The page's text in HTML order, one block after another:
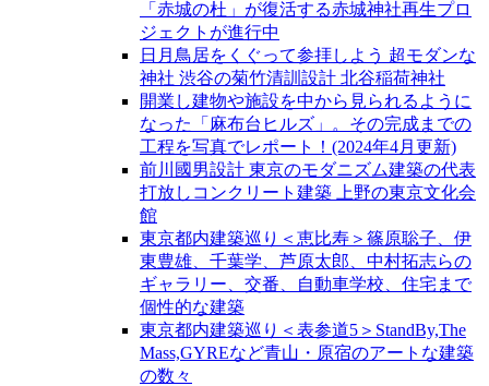
「赤城の杜」が復活する赤城神社再生プロ
ジェクトが進行中
日月鳥居をくぐって参拝しよう 超モダンな
神社 渋谷の菊竹清訓設計 北谷稲荷神社
開業し建物や施設を中から見られるように
なった「麻布台ヒルズ」。その完成までの
工程を写真でレポート！(2024年4月更新)
前川國男設計 東京のモダニズム建築の代表
打放しコンクリート建築 上野の東京文化会
館
東京都内建築巡り＜恵比寿＞篠原聡子、伊
東豊雄、千葉学、芦原太郎、中村拓志らの
ギャラリー、交番、自動車学校、住宅まで
個性的な建築
東京都内建築巡り＜表参道5＞StandBy,The
Mass,GYREなど青山・原宿のアートな建築
の数々